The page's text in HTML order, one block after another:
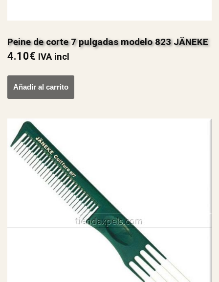
Peine de corte 7 pulgadas modelo 823 JÄNEKE
4.10€ IVA incl
Añadir al carrito